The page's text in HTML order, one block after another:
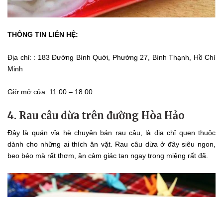
THÔNG TIN LIÊN HỆ:
Địa chỉ: : 183 Đường Bình Quới, Phường 27, Bình Thạnh, Hồ Chí
Minh
Giờ mở cửa: 11:00 – 18:00
4. Rau câu dừa trên đường Hòa Hảo
Đây là quán vỉa hè chuyên bán rau câu, là địa chỉ quen thuộc
dành cho những ai thích ăn vặt. Rau câu dừa ở đây siêu ngon,
beo béo mà rất thơm, ăn cảm giác tan ngay trong miệng rất đã.